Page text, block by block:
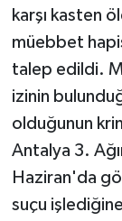
karşı kasten
müebbet
talep edildi.
izinin
olduğunun
Antalya 3.
Haziran'da
suçu